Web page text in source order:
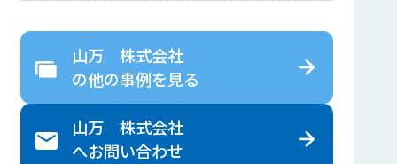
山万 株式会社
の他の事例を見る
山万 株式会社
へお問い合わせ